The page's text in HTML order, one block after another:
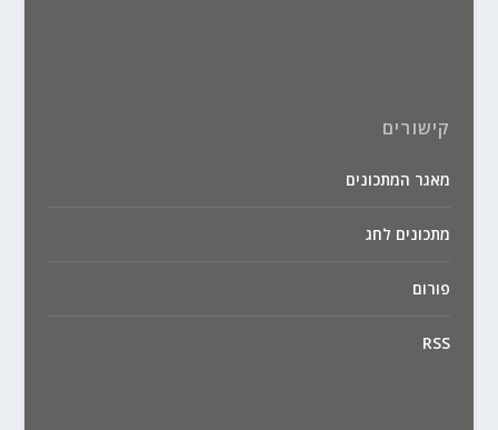
קישורים
מאגר המתכונים
מתכונים לחג
פורום
RSS